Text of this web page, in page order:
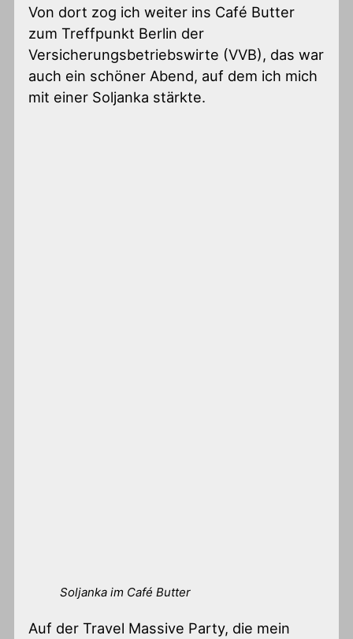
Von dort zog ich weiter ins Café Butter
zum Treffpunkt Berlin der
Versicherungsbetriebswirte (VVB), das war
auch ein schöner Abend, auf dem ich mich
mit einer Soljanka stärkte.
Soljanka im Café Butter
Auf der Travel Massive Party, die mein